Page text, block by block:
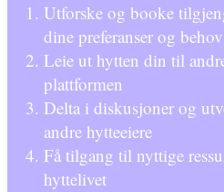
Utforske og booke
dine preferanser og behov
Leie ut hytten din til
plattformen
Delta i diskusjoner og
andre hytteeiere
Få tilgang til nyttige
hyttelivet